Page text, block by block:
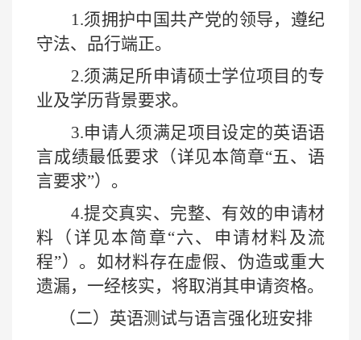
1.须拥护中国共产党的领导，遵纪
守法、品行端正。
2.须满足所申请硕士学位项目的专
业及学历背景要求。
3.申请人须满足项目设定的英语语
言成绩最低要求（详见本简章“五、语
言要求”）。
4.提交真实、完整、有效的申请材
料（详见本简章“六、申请材料及流
程”）。如材料存在虚假、伪造或重大
遗漏，一经核实，将取消其申请资格。
（二）英语测试与语言强化班安排